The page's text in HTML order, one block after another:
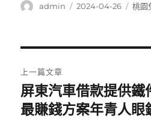
作
admin
發
2024-04-26
分
桃園
章
導
上一篇文章
上
一
屏東汽車借款提供鐵
最賺錢方案年青人眼